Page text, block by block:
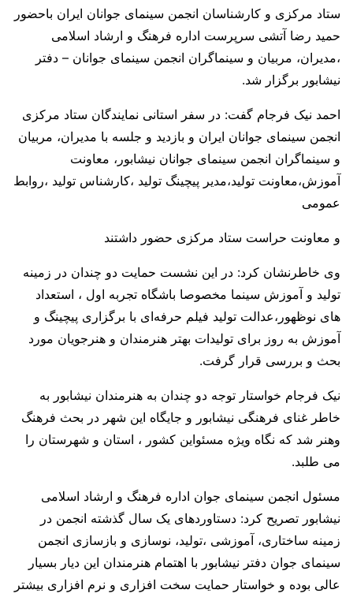
ستاد مرکزی و کارشناسان انجمن سینمای جوانان ایران باحضور
حمید رضا آتشی سرپرست اداره فرهنگ و ارشاد اسلامی
،مدیران، مربیان و سینماگران انجمن سینمای جوانان – دفتر
نیشابور برگزار شد.
احمد نیک فرجام گفت: در سفر استانی نمایندگان ستاد مرکزی
انجمن سینمای جوانان ایران و بازدید و جلسه با مدیران، مربیان
و سینماگران انجمن سینمای جوانان نیشابور، معاونت
آموزش،معاونت تولید،مدیر پیچینگ تولید ،کارشناس تولید ،روابط
عمومی
و معاونت حراست ستاد مرکزی حضور داشتند
وی خاطرنشان کرد: در این نشست حمایت دو چندان در زمینه
تولید و آموزش سینما مخصوصا باشگاه تجربه اول ، استعداد
های نوظهور،عدالت تولید فیلم حرفه‌ای با برگزاری پیچینگ و
آموزش به روز برای تولیدات بهتر هنرمندان و هنرجویان مورد
بحث و بررسی قرار گرفت.
نیک فرجام خواستار توجه دو چندان به هنرمندان نیشابور به
خاطر غنای فرهنگی نیشابور و جایگاه این شهر در بحث فرهنگ
وهنر شد که نگاه ویژه مسئواین کشور ، استان و شهرستان را
می طلبد.
مسئول انجمن سینمای جوان اداره فرهنگ و ارشاد اسلامی
نیشابور تصریح کرد: دستاوردهای یک سال گذشته انجمن در
زمینه ساختاری، آموزشی ،تولید، نوسازی و بازسازی انجمن
سینمای جوان دفتر نیشابور با اهتمام هنرمندان این دیار بسیار
عالی بوده و خواستار حمایت سخت افزاری و نرم افزاری بیشتر